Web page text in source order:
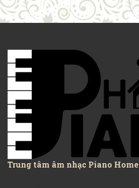
Trung tâm âm nhạc Piano Home